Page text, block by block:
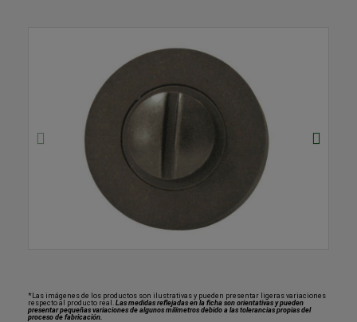
*Las imágenes de los productos son ilustrativas y pueden presentar ligeras variaciones
respecto al producto real. Las medidas reflejadas en la ficha son orientativas y pueden
presentar pequeñas variaciones de algunos milímetros debido a las tolerancias propias del
proceso de fabricación.